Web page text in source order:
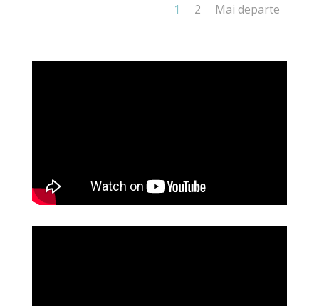
1 2 Mai departe